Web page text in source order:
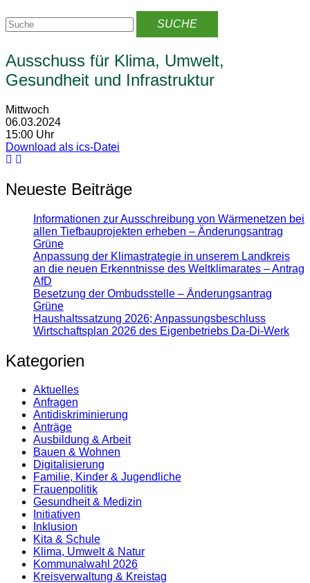
Ausschuss für Klima, Umwelt,
Gesundheit und Infrastruktur
Mittwoch
06.03.2024
15:00 Uhr
Download als ics-Datei
Neueste Beiträge
Informationen zur Ausschreibung von Wärmenetzen bei
allen Tiefbauprojekten erheben – Änderungsantrag
Grüne
Anpassung der Klimastrategie in unserem Landkreis
an die neuen Erkenntnisse des Weltklimarates – Antrag
AfD
Besetzung der Ombudsstelle – Änderungsantrag
Grüne
Haushaltssatzung 2026; Anpassungsbeschluss
Wirtschaftsplan 2026 des Eigenbetriebs Da-Di-Werk
Kategorien
Aktuelles
Anfragen
Antidiskrimi­nierung
Anträge
Ausbildung & Arbeit
Bauen & Wohnen
Digitalisierung
Familie, Kinder & Jugendliche
Frauenpolitik
Gesundheit & Medizin
Initiativen
Inklusion
Kita & Schule
Klima, Umwelt & Natur
Kommunalwahl 2026
Kreisverwaltung & Kreistag